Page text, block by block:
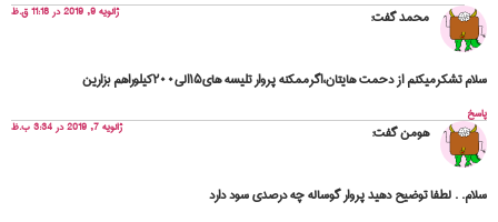
محمدگفت: ژانویه 9, 2019 در 11:18 ق.ظ
سلام تشکرمیکنم از دحمت هایتان،اگرممکنه پروار تلیسه های۱۵الی۲۰۰کیلوراهم بزارین
پاسخ
هومنگفت: ژانویه 7, 2019 در 3:34 ب.ظ
سلام. . لطفا توضیح دهید پروار گوساله چه درصدی سود دارد